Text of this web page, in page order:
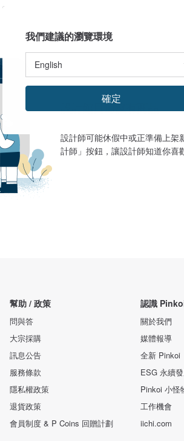
設計館目前沒有商品
設計師可能休假中或正準備上架
計師」按鈕，讓設計師知道你喜
幫助 / 政策
問與答
大宗採購
訊息公告
服務條款
隱私權政策
退貨政策
會員制度 & P Coins 回贈計劃
認識
關於我們
媒體報導
全新 Pinkoi
ESG 永續
Pinkoi 小怪
工作機會
iichi.com
我們建議的瀏覽環境
確定